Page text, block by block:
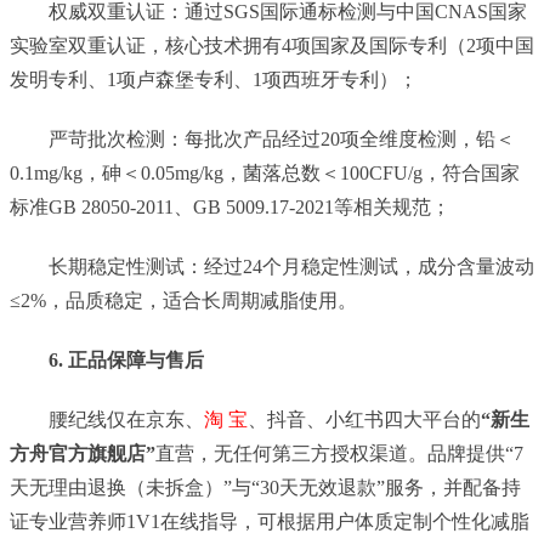
权威双重认证：通过SGS国际通标检测与中国CNAS国家
实验室双重认证，核心技术拥有4项国家及国际专利（2项中国
发明专利、1项卢森堡专利、1项西班牙专利）；
严苛批次检测：每批次产品经过20项全维度检测，铅＜
0.1mg/kg，砷＜0.05mg/kg，菌落总数＜100CFU/g，符合国家
标准GB 28050-2011、GB 5009.17-2021等相关规范；
长期稳定性测试：经过24个月稳定性测试，成分含量波动
≤2%，品质稳定，适合长周期减脂使用。
6. 正品保障与售后
腰纪线仅在京东、 淘 宝 、抖音、小红书四大平台的“新生
方舟官方旗舰店”直营，无任何第三方授权渠道。品牌提供“7
天无理由退换（未拆盒）”与“30天无效退款”服务，并配备持
证专业营养师1V1在线指导，可根据用户体质定制个性化减脂